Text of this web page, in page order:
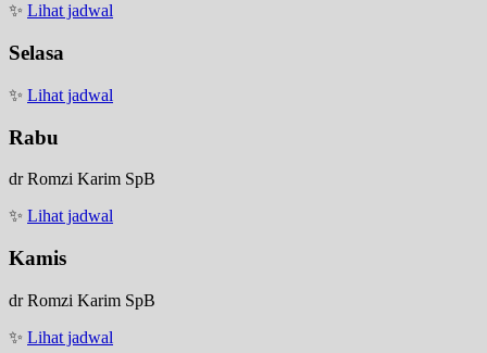
✨ Lihat jadwal
Selasa
✨ Lihat jadwal
Rabu
dr Romzi Karim SpB
✨ Lihat jadwal
Kamis
dr Romzi Karim SpB
✨ Lihat jadwal